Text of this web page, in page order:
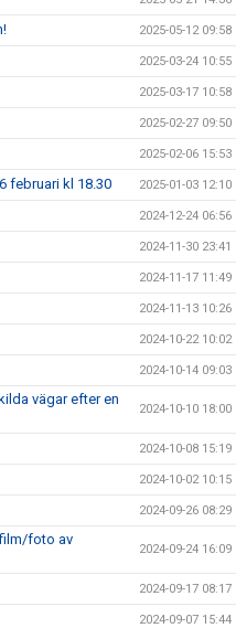
2025-05-12 09:58
2025-03-24 10:55
2025-03-17 10:58
2025-02-27 09:50
2025-02-06 15:53
februari kl 18.30 2025-01-03 12:10
2024-12-24 06:56
2024-11-30 23:41
2024-11-17 11:49
2024-11-13 10:26
2024-10-22 10:02
2024-10-14 09:03
vägar efter en
2024-10-10 18:00
2024-10-08 15:19
2024-10-02 10:15
2024-09-26 08:29
foto av
2024-09-24 16:09
2024-09-17 08:17
2024-09-07 15:44